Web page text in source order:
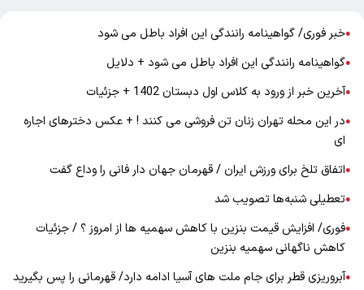
●خبر فوری/ گواهینامه رانندگی این افراد باطل می شود
●گواهینامه رانندگی این افراد باطل می شود + دلایل
●آخرین خبر از ورود به کلاس اول دبستان 1402 + جزئیات
●در این محله تهران زنان تن فروشی می کنند ! + عکس دخترهای اجاره
ای
●اتفاق تلخ برای ورزش ایران / قهرمان جهان دار فانی را وداع گفت
●تعطیلی شنبه‌ها تصویب شد
●فوری/ افزایش قیمت بنزین با کاهش سهمیه ها از امروز ؟ / جزئیات
کاهش ناگهانی سهمیه بنزین
●آبروریزی قطر برای جام ملت های آسیا ادامه دارد/ قهرمانی را پس بگیرید